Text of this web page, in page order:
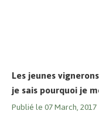
Les jeunes
je sais pourquoi je
Publié le 07 March, 2017